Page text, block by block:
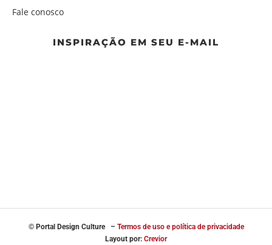
Fale conosco
INSPIRAÇÃO EM SEU E-MAIL
© Portal Design Culture – Termos de uso e política de privacidade
Layout por: Crevior